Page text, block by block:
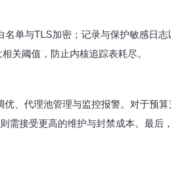
单与TLS加密；记录与保护敏感日
关阈值，防止内核追踪表耗尽。
、代理池管理与监控报警。对于预
需接受更高的维护与封禁成本。最后